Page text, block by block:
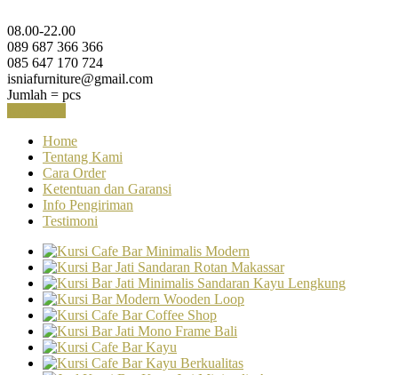
08.00-22.00
089 687 366 366
085 647 170 724
isniafurniture@gmail.com
Jumlah = pcs
Home
Tentang Kami
Cara Order
Ketentuan dan Garansi
Info Pengiriman
Testimoni